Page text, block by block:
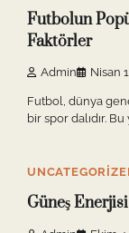
Futbolun
Faktörler
Admin Nisan
Futbol, dünya
bir spor dalıdır. Bu
Güneş